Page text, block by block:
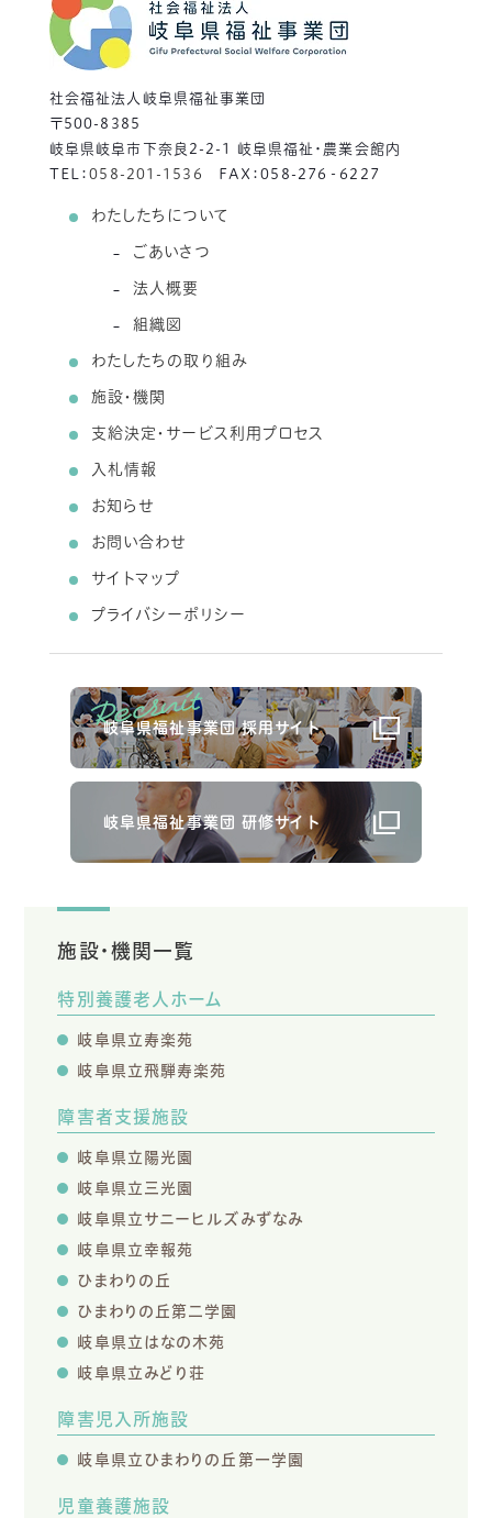
社会福祉法人岐阜県福祉事業団
〒500-8385
岐阜県岐阜市下奈良2-2-1 岐阜県福祉・農業会館内
TEL：058-201-1536 FAX：058-276‐6227
わたしたちについて
ごあいさつ
法人概要
組織図
わたしたちの取り組み
施設・機関
支給決定・サービス利用プロセス
入札情報
お知らせ
お問い合わせ
サイトマップ
プライバシーポリシー
岐阜県福祉事業団 採用サイト
岐阜県福祉事業団 研修サイト
施設・機関一覧
特別養護老人ホーム
岐阜県立寿楽苑
岐阜県立飛騨寿楽苑
障害者支援施設
岐阜県立陽光園
岐阜県立三光園
岐阜県立サニーヒルズみずなみ
岐阜県立幸報苑
ひまわりの丘
ひまわりの丘第二学園
岐阜県立はなの木苑
岐阜県立みどり荘
障害児入所施設
岐阜県立ひまわりの丘第一学園
児童養護施設